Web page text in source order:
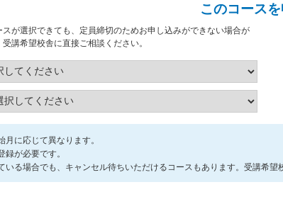
このコース
スが選択できても、定員締切のためお申し込みができない場合が
講希望校舎に直接ご相談ください。
月に応じて異なります。
録が必要です。
いる場合でも、キャンセル待ちいただけるコースもあります。受講希望